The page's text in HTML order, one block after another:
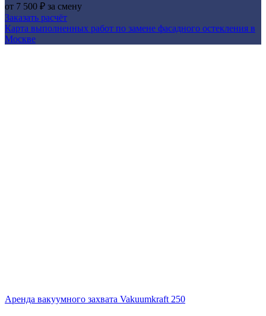
от 7 500 ₽ за смену
Заказать расчёт
Карта выполненных работ по замене фасадного остекления в
Москве
Аренда вакуумного захвата Vakuumkraft 250